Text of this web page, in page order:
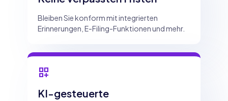
Bleiben Sie konform mit integrierten
Erinnerungen, E-Filing-Funktionen und mehr.
dashboard_customize
KI-gesteuerte